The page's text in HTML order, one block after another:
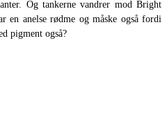
Og tankerne vandrer mod Bright
en anelse rødme og måske også fordi
pigment også?